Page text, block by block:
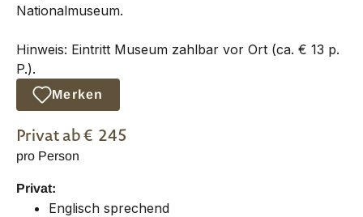
Nationalmuseum.
Hinweis: Eintritt Museum zahlbar vor Ort (ca. € 13 p.
P.).
Merken
Privatab € 245
pro Person
Privat:
Englisch sprechend